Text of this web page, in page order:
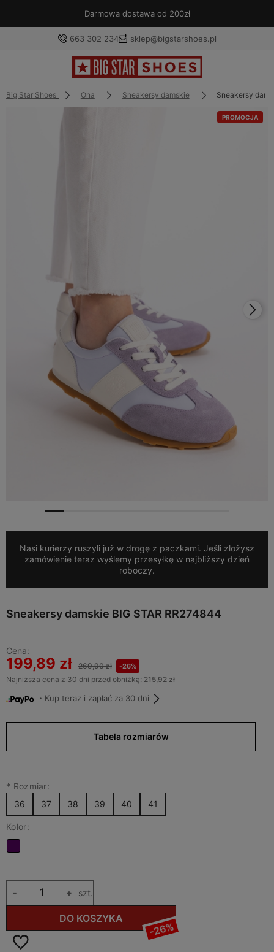
Darmowa dostawa od 200zł
663 302 234 sklep@bigstarshoes.pl
Big Star Shoes Ona Sneakersy damskie Sneakersy
PROMOCJA
Nasi kurierzy ruszyli już w drogę z paczkami. Jeśli złożysz
zamówienie teraz wyślemy przesyłkę w najbliższy dzień
roboczy.
Sneakersy damskie BIG STAR RR274844
Cena:
199,89 zł 269,90 zł -26%
Najniższa cena z 30 dni przed obniżką: 215,92 zł
・Kup teraz i zapłać za 30 dni
Tabela rozmiarów
* Rozmiar:
36
37 38 39 40 41
Kolor:
+
- szt.
DO KOSZYKA
-26%